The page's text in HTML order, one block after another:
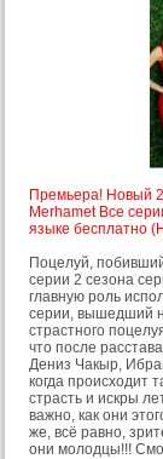
Премьера! Новый
Merhamet Все
языке бесплатно
Поцелуй,
серии 2 сезона
главную роль
серии, вышедший
страстного
что после
Дениз Чакыр,
когда происходит
страсть и искры
важно, как они
же, всё равно,
они молодцы!!!